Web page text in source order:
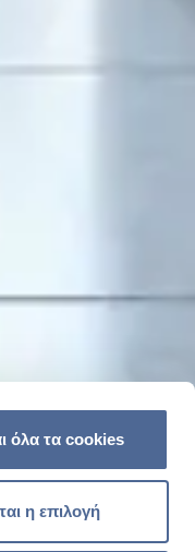
όλα τα cookies
η επιλογή